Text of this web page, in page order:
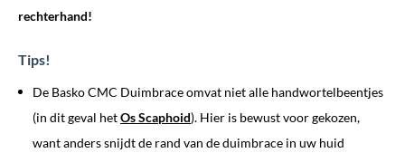
rechterhand!
Tips!
De Basko CMC Duimbrace omvat niet alle handwortelbeentjes
(in dit geval hetOs Scaphoid). Hier is bewust voor gekozen,
want anders snijdt de rand van de duimbrace in uw huid